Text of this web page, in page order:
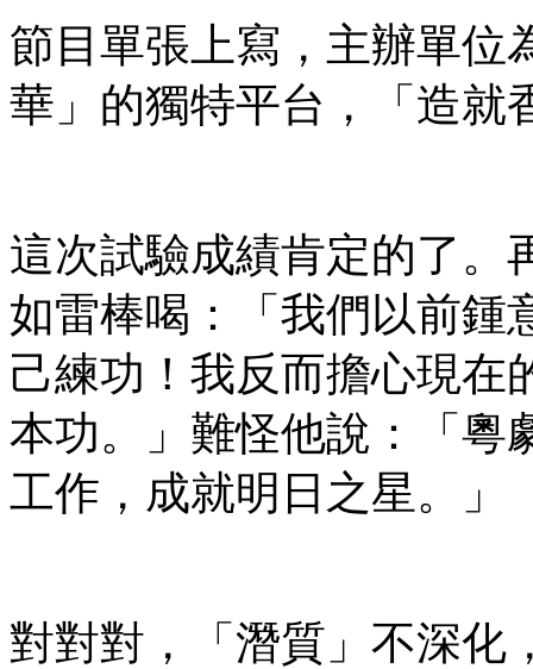
節目單張上寫，主辦單位
華」的獨特平台，「造就
這次試驗成績肯定的了。
如雷棒喝：「我們以前鍾
己練功！我反而擔心現在
本功。」難怪他說：「粵
工作，成就明日之星。」
對對對，「潛質」不深化